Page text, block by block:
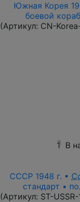
Южная Корея
боевой
(Артикул: CN-
1 В
СССР 1948 г. •
стандарт •
(Артикул: ST-